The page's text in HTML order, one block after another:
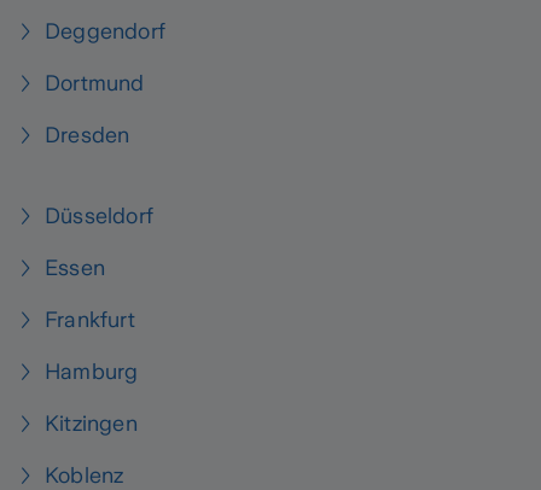
Deggendorf
Dortmund
Dresden
Düsseldorf
Essen
Frankfurt
Hamburg
Kitzingen
Koblenz